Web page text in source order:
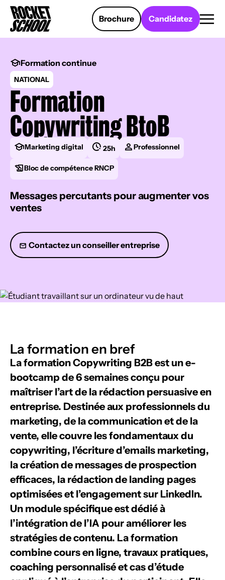
Brochure Candidatez
Formation continue
NATIONAL
Formation
Copywriting BtoB
Marketing digital 25h Professionnel
Bloc de compétence RNCP
Messages percutants pour augmenter vos
ventes
Contactez un conseiller entreprise
La formation en bref
La formation Copywriting B2B est un e-
bootcamp de 6 semaines conçu pour
maîtriser l’art de la rédaction persuasive en
entreprise. Destinée aux professionnels du
marketing, de la communication et de la
vente, elle couvre les fondamentaux du
copywriting, l’écriture d’emails marketing,
la création de messages de prospection
efficaces, la rédaction de landing pages
optimisées et l’engagement sur LinkedIn.
Un module spécifique est dédié à
l’intégration de l’IA pour améliorer les
stratégies de contenu. La formation
combine cours en ligne, travaux pratiques,
coaching personnalisé et cas d’étude
Panneau de gestion des cookies